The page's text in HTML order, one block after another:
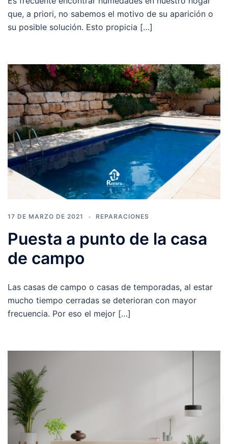
que, a priori, no sabemos el motivo de su aparición o
su posible solución. Esto propicia […]
17 DE MARZO DE 2021 REPARACIONES
Puesta a punto de la casa
de campo
Las casas de campo o casas de temporadas, al estar
mucho tiempo cerradas se deterioran con mayor
frecuencia. Por eso el mejor […]